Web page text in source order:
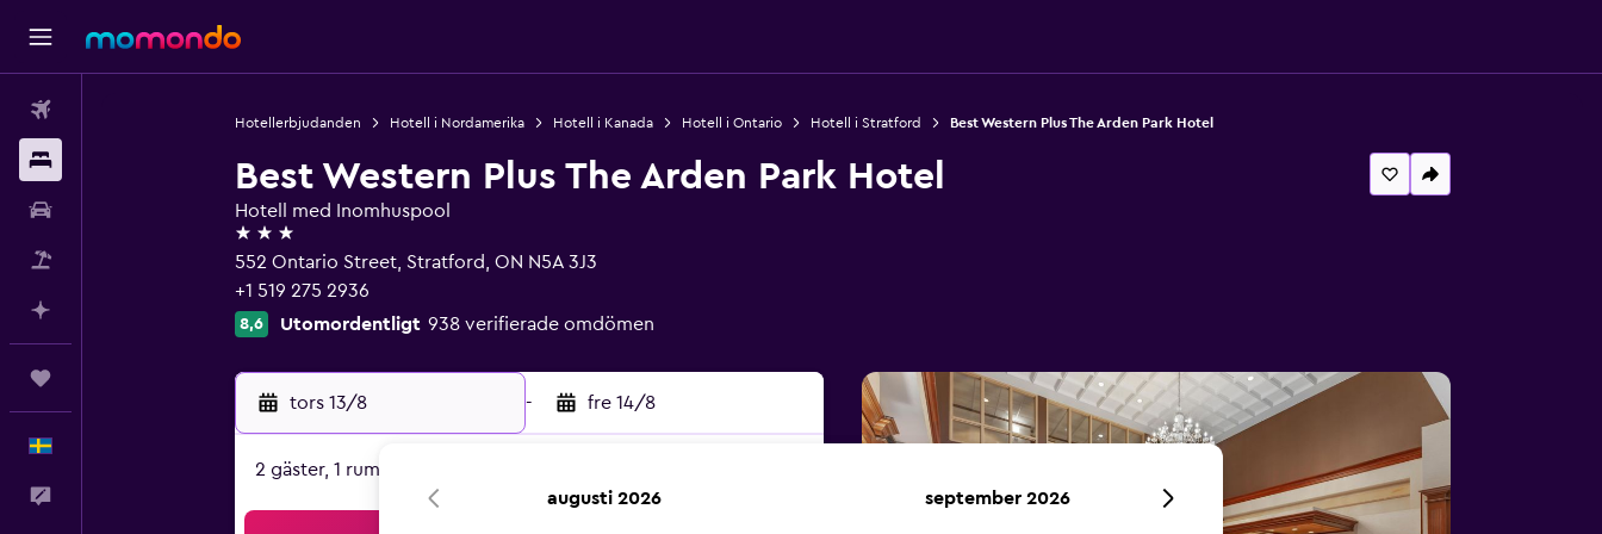
Hotellerbjudanden Hotell i Nordamerika Hotell i Kanada Hotell i Ontario Hotell i Stratford Best Western Plus The Arden Park Hotel
Best Western Plus The Arden Park Hotel
Hotell med Inomhuspool
3 stjärnor
552 Ontario Street, Stratford, ON N5A 3J3
+1 519 275 2936
8,6 Utomordentligt 938 verifierade omdömen
tors 13/8 - fre 14/8
2 gäster, 1 rum
augusti 2026 september 2026